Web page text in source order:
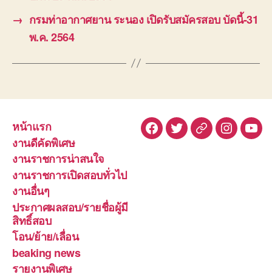
→ กรมท่าอากาศยาน ระนอง เปิดรับสมัครสอบ บัดนี้-31
พ.ค. 2564
หน้าแรก
งานดีคัดพิเศษ
งานราชการน่าสนใจ
งานราชการเปิดสอบทั่วไป
งานอื่นๆ
ประกาศผลสอบ/รายชื่อผู้มี
สิทธิ์สอบ
โอน/ย้าย/เลื่อน
beaking news
รายงานพิเศษ
Facebook
TwitterLine